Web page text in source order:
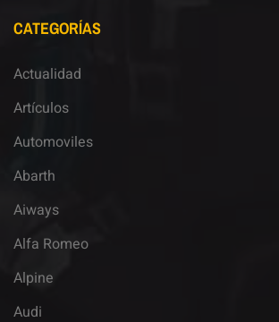
CATEGORÍAS
Actualidad
Artículos
Automoviles
Abarth
Aiways
Alfa Romeo
Alpine
Audi